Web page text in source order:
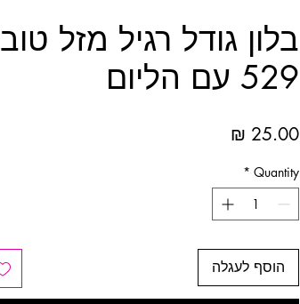
בלון גודל רגיל מזל טוב
529 עם הליום
25.00 ₪
Quantity
*
הוסף לעגלה